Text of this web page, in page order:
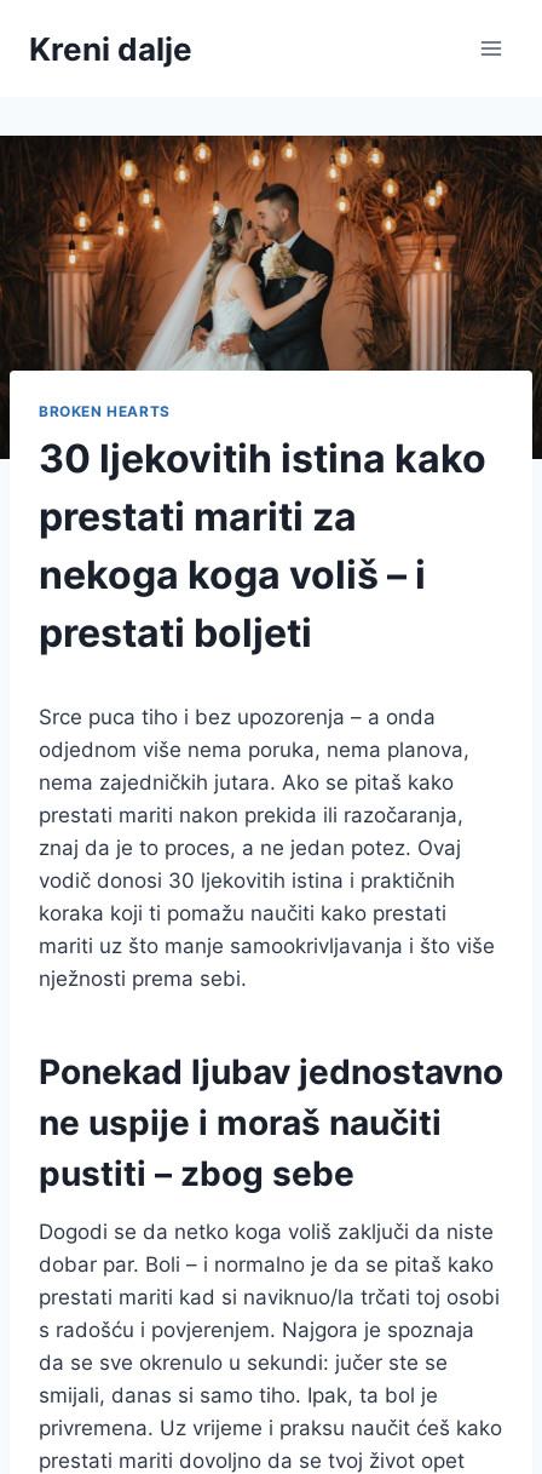
Kreni dalje
BROKEN HEARTS
30 ljekovitih istina kako
prestati mariti za
nekoga koga voliš – i
prestati boljeti
Srce puca tiho i bez upozorenja – a onda
odjednom više nema poruka, nema planova,
nema zajedničkih jutara. Ako se pitaš kako
prestati mariti nakon prekida ili razočaranja,
znaj da je to proces, a ne jedan potez. Ovaj
vodič donosi 30 ljekovitih istina i praktičnih
koraka koji ti pomažu naučiti kako prestati
mariti uz što manje samookrivljavanja i što više
nježnosti prema sebi.
Ponekad ljubav jednostavno
ne uspije i moraš naučiti
pustiti – zbog sebe
Dogodi se da netko koga voliš zaključi da niste
dobar par. Boli – i normalno je da se pitaš kako
prestati mariti kad si naviknuo/la trčati toj osobi
s radošću i povjerenjem. Najgora je spoznaja
da se sve okrenulo u sekundi: jučer ste se
smijali, danas si samo tiho. Ipak, ta bol je
privremena. Uz vrijeme i praksu naučit ćeš kako
prestati mariti dovoljno da se tvoj život opet